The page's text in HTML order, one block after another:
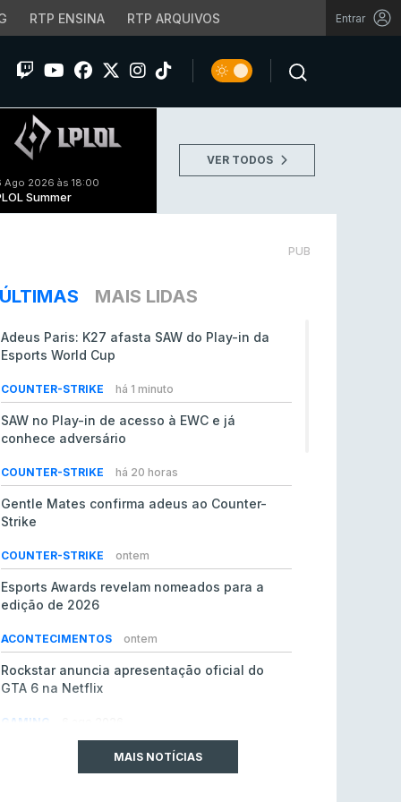
RTP ENSINA RTP ARQUIVOS Entrar
Ago 2026 às 18:00
Summer
VER TODOS
PUB
ÚLTIMAS MAIS LIDAS
Adeus Paris: K27 afasta SAW do Play-in da
Esports World Cup
COUNTER-STRIKE há 1 minuto
SAW no Play-in de acesso à EWC e já
conhece adversário
COUNTER-STRIKE há 20 horas
Gentle Mates confirma adeus ao Counter-
Strike
COUNTER-STRIKE ontem
Esports Awards revelam nomeados para a
edição de 2026
ACONTECIMENTOS ontem
Rockstar anuncia apresentação oficial do
GTA 6 na Netflix
GAMING
Roman Imperium Cup IX ganha forma
MAIS NOTÍCIAS